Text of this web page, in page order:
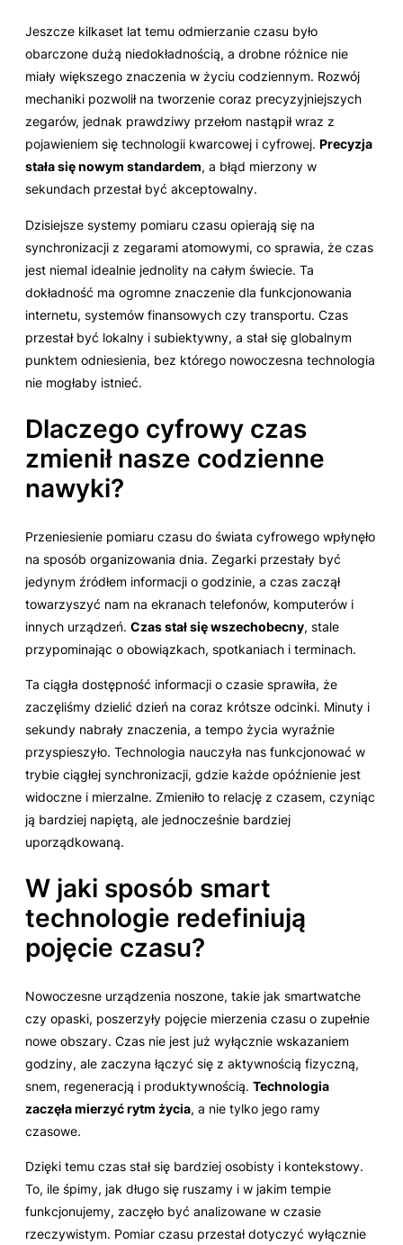
Jeszcze kilkaset lat temu odmierzanie czasu było
obarczone dużą niedokładnością, a drobne różnice nie
miały większego znaczenia w życiu codziennym. Rozwój
mechaniki pozwolił na tworzenie coraz precyzyjniejszych
zegarów, jednak prawdziwy przełom nastąpił wraz z
pojawieniem się technologii kwarcowej i cyfrowej. Precyzja
stała się nowym standardem, a błąd mierzony w
sekundach przestał być akceptowalny.
Dzisiejsze systemy pomiaru czasu opierają się na
synchronizacji z zegarami atomowymi, co sprawia, że czas
jest niemal idealnie jednolity na całym świecie. Ta
dokładność ma ogromne znaczenie dla funkcjonowania
internetu, systemów finansowych czy transportu. Czas
przestał być lokalny i subiektywny, a stał się globalnym
punktem odniesienia, bez którego nowoczesna technologia
nie mogłaby istnieć.
Dlaczego cyfrowy czas
zmienił nasze codzienne
nawyki?
Przeniesienie pomiaru czasu do świata cyfrowego wpłynęło
na sposób organizowania dnia. Zegarki przestały być
jedynym źródłem informacji o godzinie, a czas zaczął
towarzyszyć nam na ekranach telefonów, komputerów i
innych urządzeń. Czas stał się wszechobecny, stale
przypominając o obowiązkach, spotkaniach i terminach.
Ta ciągła dostępność informacji o czasie sprawiła, że
zaczęliśmy dzielić dzień na coraz krótsze odcinki. Minuty i
sekundy nabrały znaczenia, a tempo życia wyraźnie
przyspieszyło. Technologia nauczyła nas funkcjonować w
trybie ciągłej synchronizacji, gdzie każde opóźnienie jest
widoczne i mierzalne. Zmieniło to relację z czasem, czyniąc
ją bardziej napiętą, ale jednocześnie bardziej
uporządkowaną.
W jaki sposób smart
technologie redefiniują
pojęcie czasu?
Nowoczesne urządzenia noszone, takie jak smartwatche
czy opaski, poszerzyły pojęcie mierzenia czasu o zupełnie
nowe obszary. Czas nie jest już wyłącznie wskazaniem
godziny, ale zaczyna łączyć się z aktywnością fizyczną,
snem, regeneracją i produktywnością. Technologia
zaczęła mierzyć rytm życia, a nie tylko jego ramy
czasowe.
Dzięki temu czas stał się bardziej osobisty i kontekstowy.
To, ile śpimy, jak długo się ruszamy i w jakim tempie
funkcjonujemy, zaczęło być analizowane w czasie
rzeczywistym. Pomiar czasu przestał dotyczyć wyłącznie